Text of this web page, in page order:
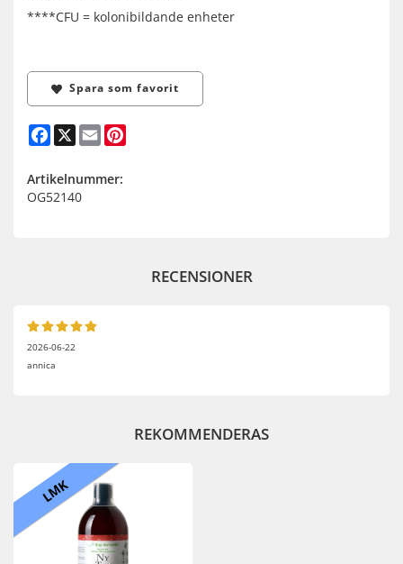
****CFU = kolonibildande enheter
Spara som favorit
Facebook
X Email
Artikelnummer:
OG52140
RECENSIONER
2026-06-22
annica
REKOMMENDERAS
LMK